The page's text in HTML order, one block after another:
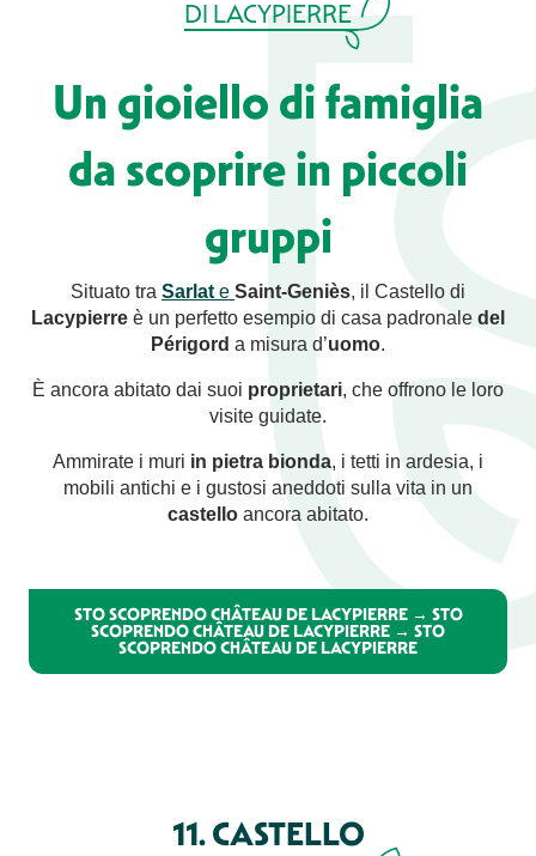
DI LACYPIERRE
Un gioiello di famiglia
da scoprire in piccoli
gruppi
Situato tra Sarlat e Saint-Geniès, il Castello di
Lacypierre è un perfetto esempio di casa padronale del
Périgord a misura d’uomo.
È ancora abitato dai suoi proprietari, che offrono le loro
visite guidate.
Ammirate i muri in pietra bionda, i tetti in ardesia, i
mobili antichi e i gustosi aneddoti sulla vita in un
castello ancora abitato.
STO SCOPRENDO CHÂTEAU DE LACYPIERRE → STO
SCOPRENDO CHÂTEAU DE LACYPIERRE → STO
SCOPRENDO CHÂTEAU DE LACYPIERRE
11. CASTELLO